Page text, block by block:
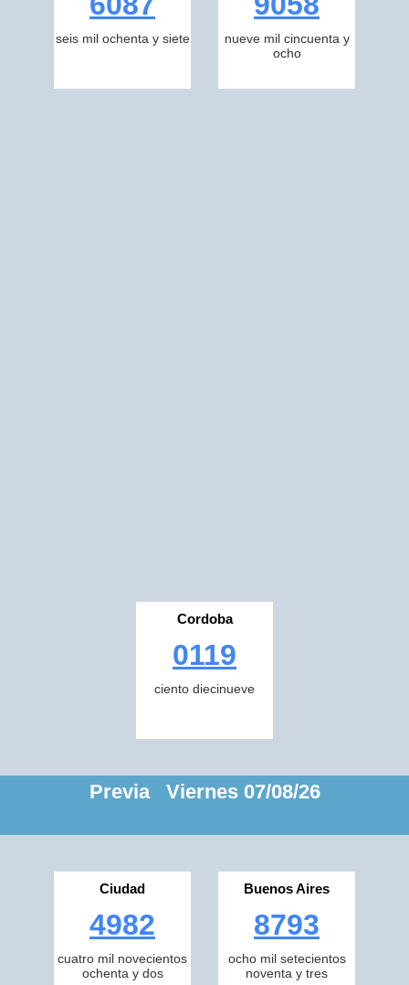
seis mil ochenta y siete
nueve mil cincuenta y
ocho
Cordoba
0119
ciento diecinueve
Previa Viernes 07/08/26
Ciudad
4982
cuatro mil novecientos
ochenta y dos
Buenos Aires
8793
ocho mil setecientos
noventa y tres